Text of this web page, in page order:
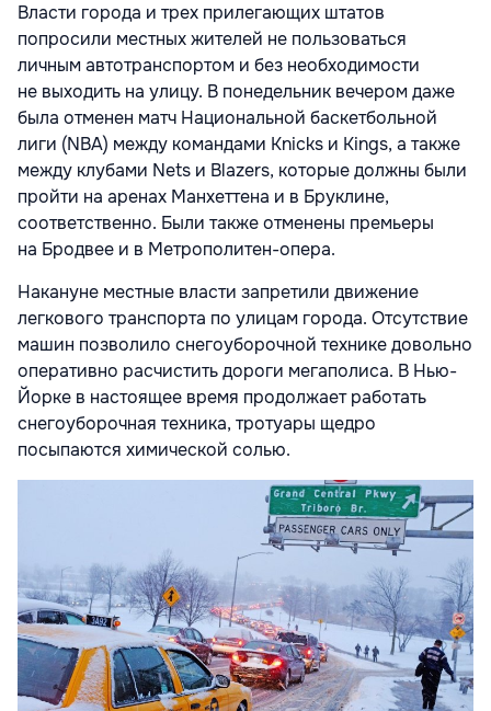
Власти города и трех прилегающих штатов
попросили местных жителей не пользоваться
личным автотранспортом и без необходимости
не выходить на улицу. В понедельник вечером даже
была отменен матч Национальной баскетбольной
лиги (NBA) между командами Knicks и Kings, а также
между клубами Nets и Blazers, которые должны были
пройти на аренах Манхеттена и в Бруклине,
соответственно. Были также отменены премьеры
на Бродвее и в Метрополитен-опера.
Накануне местные власти запретили движение
легкового транспорта по улицам города. Отсутствие
машин позволило снегоуборочной технике довольно
оперативно расчистить дороги мегаполиса. В Нью-
Йорке в настоящее время продолжает работать
снегоуборочная техника, тротуары щедро
посыпаются химической солью.